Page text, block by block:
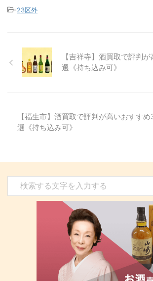
-23区外
【吉祥寺】酒買取で評判
選《持ち込み可》
【福生市】酒買取で評判が高いおすすめ
選《持ち込み可》